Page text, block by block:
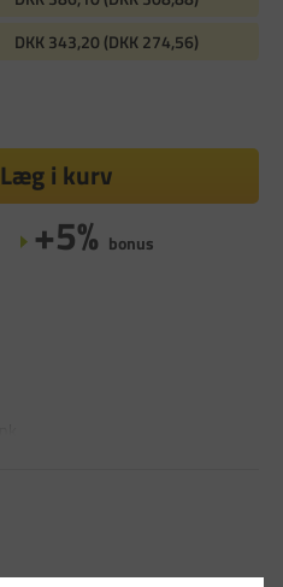
DKK 343,20 (DKK 274,56)
Læg i kurv
+5% bonus